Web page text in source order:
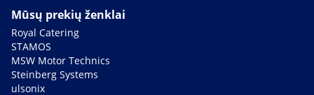
Mūsų prekių ženklai
Royal Catering
STAMOS
MSW Motor Technics
Steinberg Systems
ulsonix